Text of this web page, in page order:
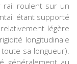
rail roulent sur un
étant supporté
légère
longitudinale
sa longueur).